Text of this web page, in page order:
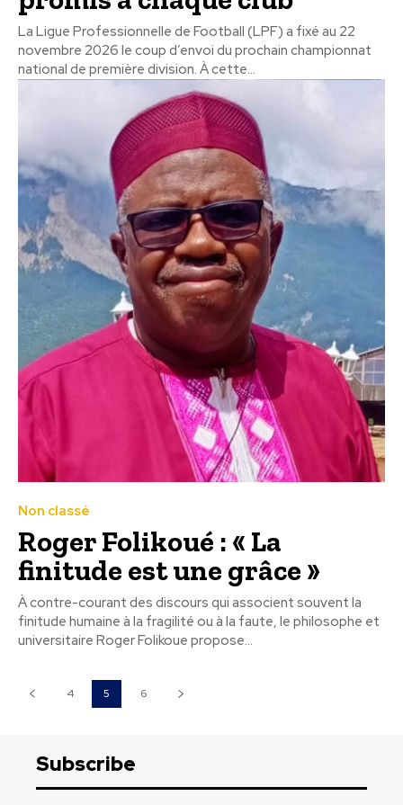
La Ligue Professionnelle de Football (LPF) a fixé au 22
novembre 2026 le coup d’envoi du prochain championnat
national de première division. À cette...
Non classé
Roger Folikoué : « La
finitude est une grâce »
À contre-courant des discours qui associent souvent la
finitude humaine à la fragilité ou à la faute, le philosophe et
universitaire Roger Folikoue propose...
4 5 6
Subscribe